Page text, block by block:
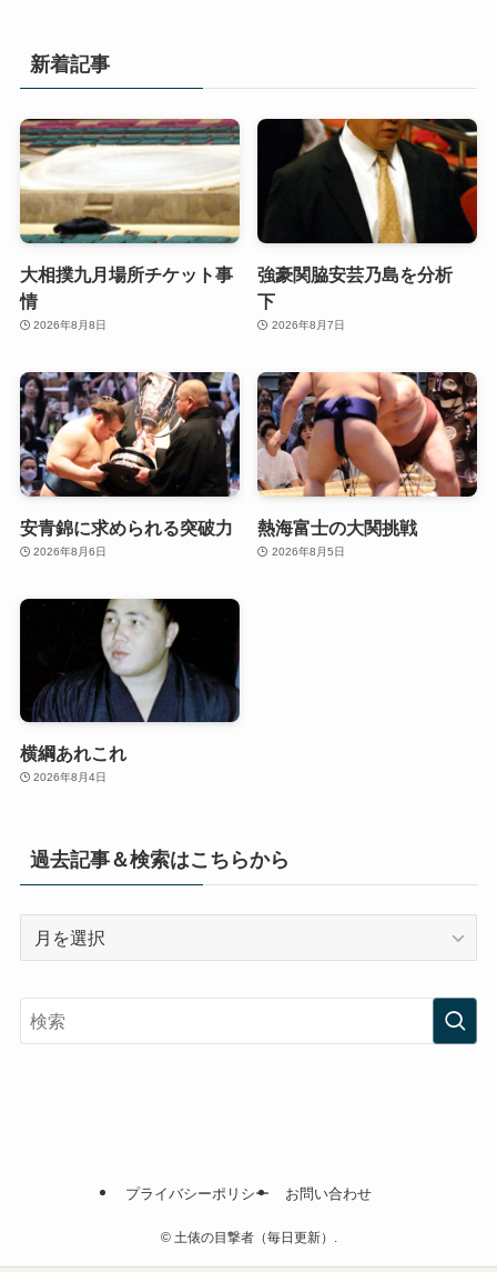
新着記事
大相撲九月場所チケット事
情
2026年8月8日
強豪関脇安芸乃島を分析
下
2026年8月7日
安青錦に求められる突破力
2026年8月6日
熱海富士の大関挑戦
2026年8月5日
横綱あれこれ
2026年8月4日
過去記事＆検索はこちらから
事
＆
プライバシーポリシー お問い合わせ
©土俵の目撃者（毎日更新）.